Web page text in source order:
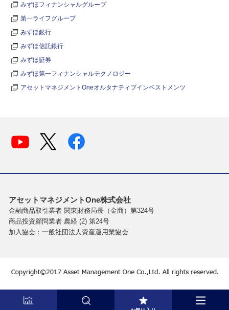
みずほフィナンシャルグループ
第一ライフグループ
みずほ銀行
みずほ信託銀行
みずほ証券
みずほ第一フィナンシャルテクノロジー
アセットマネジメントOneオルタナティブインベストメンツ
アセットマネジメントOne株式会社
金融商品取引業者 関東財務局長（金商）第324号
商品投資顧問業者 農経 (2) 第24号
加入協会：一般社団法人資産運用業協会